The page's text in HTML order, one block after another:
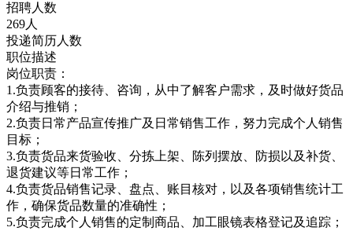
招聘人数
269人
投递简历人数
职位描述
岗位职责：
1.负责顾客的接待、咨询，从中了解客户需求，及时做好货品
介绍与推销；
2.负责日常产品宣传推广及日常销售工作，努力完成个人销售
目标；
3.负责货品来货验收、分拣上架、陈列摆放、防损以及补货、
退货建议等日常工作；
4.负责货品销售记录、盘点、账目核对，以及各项销售统计工
作，确保货品数量的准确性；
5.负责完成个人销售的定制商品、加工眼镜表格登记及追踪；